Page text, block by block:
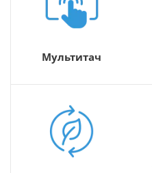
Мультитач